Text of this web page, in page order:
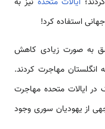
‌‌‌استفاده کرد!
به صورت زیادی کاهش
انگلستان ‌‌‌‌‌‌‌‌‌‌مهاجرت کردند.
در ایالات متحده ‌‌‌‌‌‌‌‌‌‌مهاجرت
از یهودیان سوری وجود